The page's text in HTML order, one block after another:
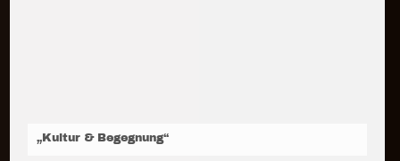
„Kultur & Begegnung“